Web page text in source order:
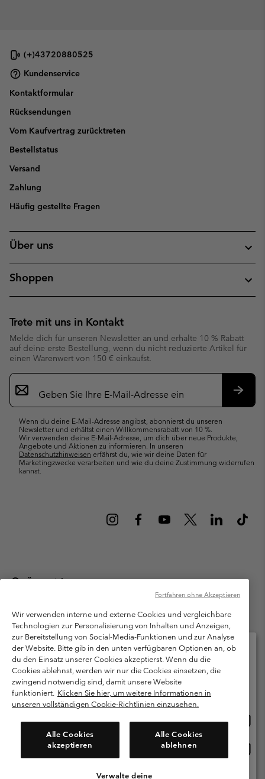
(+)43720880525
Kundenservice
Kontaktformular
Rücksendungen
Vom Kaufvertrag zurücktreten
Bestellstatus
Versand
Zahlung
Häufig gestellte Fragen
Über uns
Shoppen
Trete mit uns in Kontakt
Melde dich für unseren Newsletter an und erhalte 10 % Rabatt
auf deine erste Bestellung, wenn du nicht reduzierte Artikel für
einen Warenwert von 150 € einkaufst.
Newsletter-
Anmeldung
Wenn du deine E-Mail-Adresse angibst, abonnierst du unseren
Newsletter und erhältst einen Willkommensrabatt von 10 %.
Wir verwenden deine E-Mail-Adresse, um dich über neue Produkte,
Angebote und Aktionen zu informieren. In unseren
Datenschutzhinweisen erfährst du, wie wir deine Daten für
Marketingzwecke verarbeiten und wie du deine Zustimmung widerrufen
kannst.
Österreich
Columbia Sportswear Austria GmbH. Moosfeldstraße 1, 5101
Bergheim, Salzburg Österreich. Alle Rechte vorbehalten.
Nutzungsbedingungen
Allgemeine Verkaufsbedingungen
Garantie
Datenschutzerklärung
Bestimmungen und Bedingungen des Mitglieder Programms
Nutzungsbedingungen Für Nutzergenerierte Inhalte
Cookies
Kundenservice: Mo- Fr. 9:00 - 13:00 & 14:00- 18:00 Uhr
(+)43720880525
Wir verwenden interne und externe Cookies und vergleichbare
Technologien zur Personalisierung von Inhalten und Anzeigen,
zur Bereitstellung von Social-Media-Funktionen und zur Analyse
der Website. Bitte gib in den unten verfügbaren Optionen an, ob
du den Einsatz unserer Cookies akzeptierst. Wenn du die
Cookies ablehnst, werden wir nur die Cookies einsetzen, die
zwingend notwendig sind, damit unsere Website
funktioniert. Klicken Sie hier, um weitere Informationen in
unseren vollständigen Cookie-Richtlinien einzusehen.
Alle Cookies
akzeptieren
Alle Cookies
ablehnen
Verwalte deine
Fortfahren ohne Akzeptieren
Bitte wählen Sie Ihr Lieferland und Ihre Sprache
Online-Einkauf verfügbar
Österreich